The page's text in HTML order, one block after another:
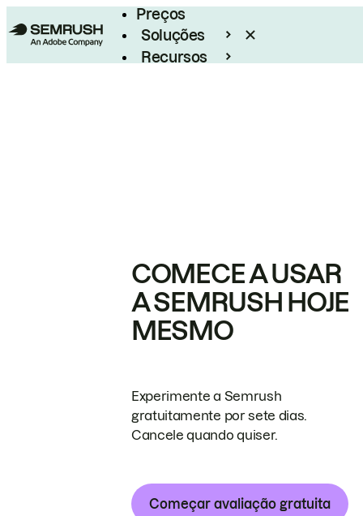
Preços
Soluções
Recursos
COMECE A USAR
A SEMRUSH HOJE
MESMO
Experimente a Semrush
gratuitamente por sete dias.
Cancele quando quiser.
Começar avaliação gratuita